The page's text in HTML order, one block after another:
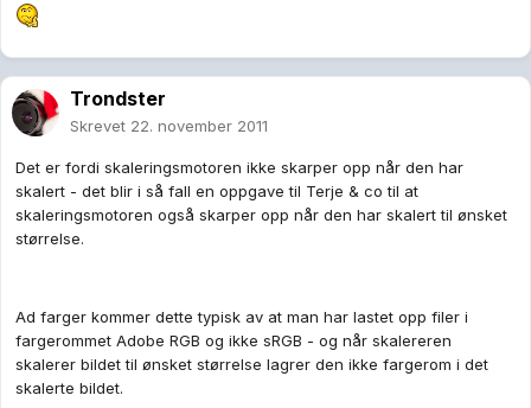
Trondster
Skrevet 22. november 2011
Det er fordi skaleringsmotoren ikke skarper opp når den har
skalert - det blir i så fall en oppgave til Terje & co til at
skaleringsmotoren også skarper opp når den har skalert til ønsket
størrelse.
Ad farger kommer dette typisk av at man har lastet opp filer i
fargerommet Adobe RGB og ikke sRGB - og når skalereren
skalerer bildet til ønsket størrelse lagrer den ikke fargerom i det
skalerte bildet.